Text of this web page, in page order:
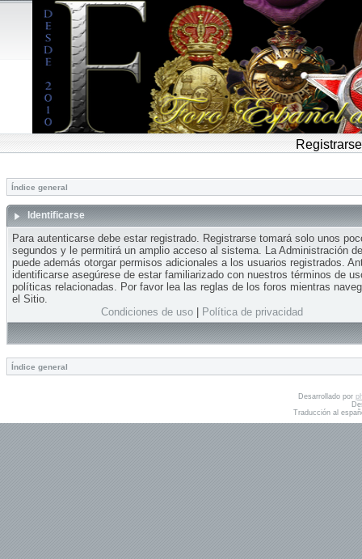
Registrarse
Índice general
Identificarse
Para autenticarse debe estar registrado. Registrarse tomará solo unos
segundos y le permitirá un amplio acceso al sistema. La Administración
puede además otorgar permisos adicionales a los usuarios registrados.
identificarse asegúrese de estar familiarizado con nuestros términos de
políticas relacionadas. Por favor lea las reglas de los foros mientras
el Sitio.
Condiciones de uso| Política de privacidad
Índice general
Desarrollado por
Traducción al